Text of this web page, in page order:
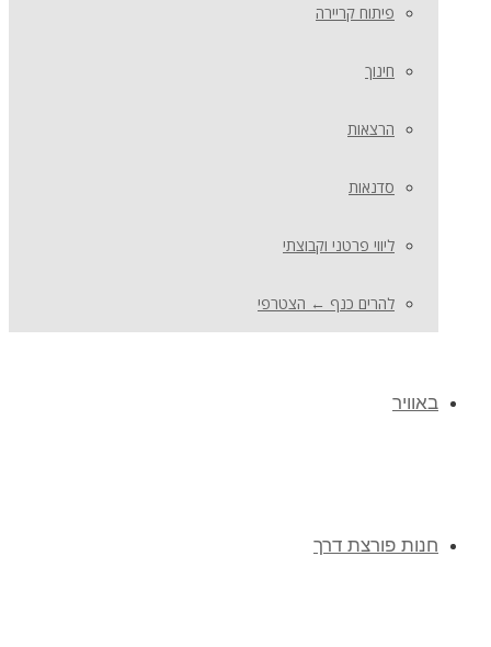
פיתוח קריירה
חינוך
הרצאות
סדנאות
ליווי פרטני וקבוצתי
להרים כנף ← הצטרפי
באוויר
חנות פורצת דרך